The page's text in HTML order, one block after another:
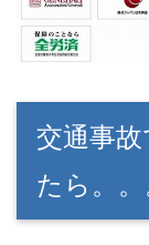
交通事
たら。。